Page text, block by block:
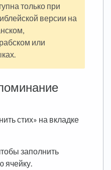
только при
версии на
или
стих» на вкладке
заполнить
ячейку.